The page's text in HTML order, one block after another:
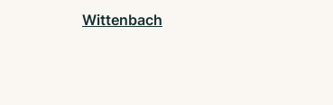
Wittenbach